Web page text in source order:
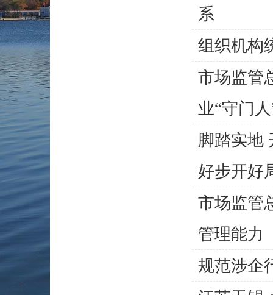
系
组织机构
市场监管
业“守门
脚踏实地
好步开好
市场监管
管理能力
规范涉企